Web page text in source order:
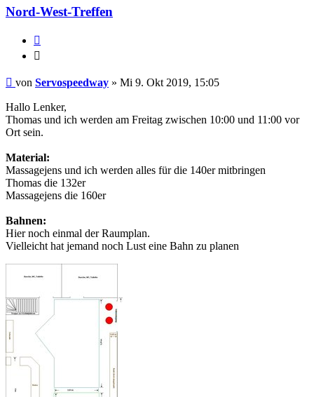
Nord-West-Treffen
Beitrag
von Servospeedway » Mi 9. Okt 2019, 15:05
Hallo Lenker,
Thomas und ich werden am Freitag zwischen 10:00 und 11:00 vor
Ort sein.
Material:
Massagejens und ich werden alles für die 140er mitbringen
Thomas die 132er
Massagejens die 160er
Bahnen:
Hier noch einmal der Raumplan.
Vielleicht hat jemand noch Lust eine Bahn zu planen